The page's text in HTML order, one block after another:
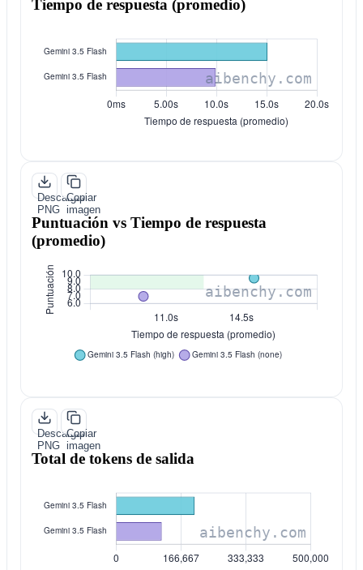
Tiempo de respuesta (promedio)
Descargar
PNG
Copiar
imagen
Puntuación vs Tiempo de respuesta
(promedio)
Descargar
PNG
Copiar
imagen
Total de tokens de salida